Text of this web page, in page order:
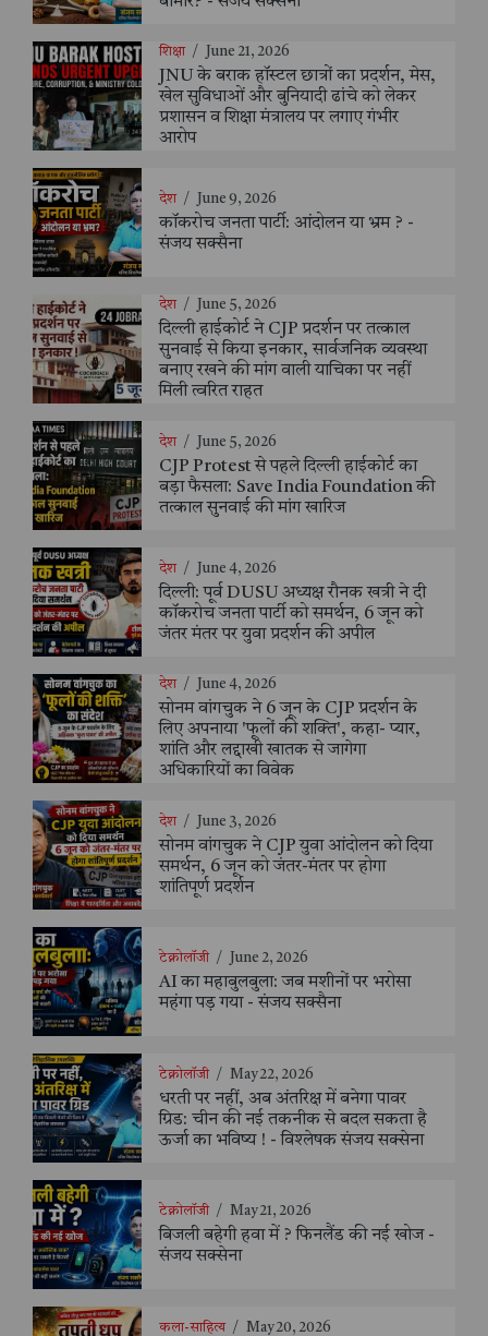
शिक्षा / June 21, 2026
JNU के बराक हॉस्टल छात्रों का प्रदर्शन, मेस,
खेल सुविधाओं और बुनियादी ढांचे को लेकर
प्रशासन व शिक्षा मंत्रालय पर लगाए गंभीर
आरोप
देश / June 9, 2026
कॉकरोच जनता पार्टी: आंदोलन या भ्रम ? -
संजय सक्सैना
देश / June 5, 2026
दिल्ली हाईकोर्ट ने CJP प्रदर्शन पर तत्काल
सुनवाई से किया इनकार, सार्वजनिक व्यवस्था
बनाए रखने की मांग वाली याचिका पर नहीं
मिली त्वरित राहत
देश / June 5, 2026
CJP Protest से पहले दिल्ली हाईकोर्ट का
बड़ा फैसला: Save India Foundation की
तत्काल सुनवाई की मांग खारिज
देश / June 4, 2026
दिल्ली: पूर्व DUSU अध्यक्ष रौनक खत्री ने दी
कॉकरोच जनता पार्टी को समर्थन, 6 जून को
जंतर मंतर पर युवा प्रदर्शन की अपील
देश / June 4, 2026
सोनम वांगचुक ने 6 जून के CJP प्रदर्शन के
लिए अपनाया 'फूलों की शक्ति', कहा- प्यार,
शांति और लद्दाखी खातक से जागेगा
अधिकारियों का विवेक
देश / June 3, 2026
सोनम वांगचुक ने CJP युवा आंदोलन को दिया
समर्थन, 6 जून को जंतर-मंतर पर होगा
शांतिपूर्ण प्रदर्शन
टेक्नोलॉजी / June 2, 2026
AI का महाबुलबुला: जब मशीनों पर भरोसा
महंगा पड़ गया - संजय सक्सैना
टेक्नोलॉजी / May 22, 2026
धरती पर नहीं, अब अंतरिक्ष में बनेगा पावर
ग्रिड: चीन की नई तकनीक से बदल सकता है
ऊर्जा का भविष्य ! - विश्लेषक संजय सक्सेना
टेक्नोलॉजी / May 21, 2026
बिजली बहेगी हवा में ? फिनलैंड की नई खोज -
संजय सक्सेना
कला-साहित्य / May 20, 2026